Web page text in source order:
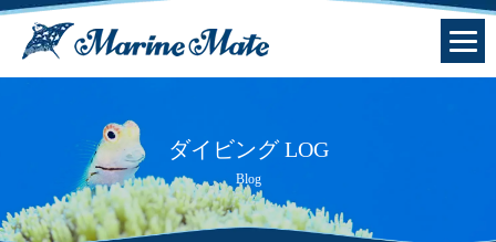
ダイビング LOG
Blog